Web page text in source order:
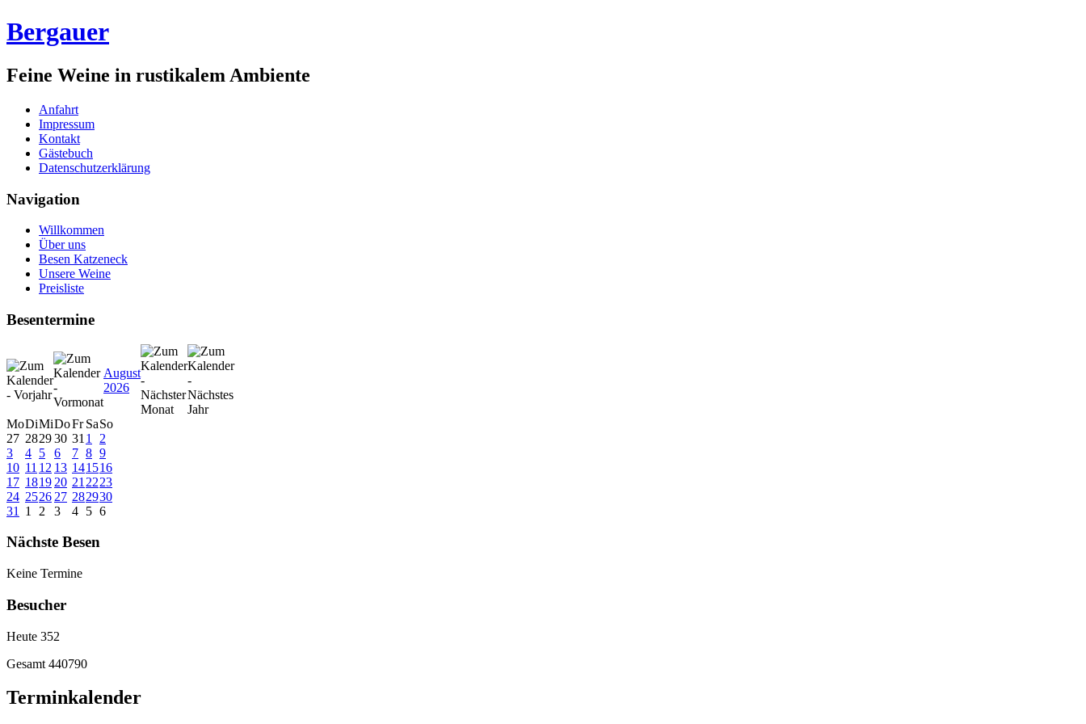
Bergauer
Feine Weine in rustikalem Ambiente
Anfahrt
Impressum
Kontakt
Gästebuch
Datenschutzerklärung
Navigation
Willkommen
Über uns
Besen Katzeneck
Unsere Weine
Preisliste
Besentermine
August
2026
MoDiMiDoFr SaSo
27 282930 31 1
2
3
4 5 6 7 8 9
10 11 12 13 141516
17 1819 20 21 2223
24 2526 27 282930
31
1 2 3 4 5 6
Nächste Besen
Keine Termine
Besucher
Heute 352
Gesamt 440790
Terminkalender